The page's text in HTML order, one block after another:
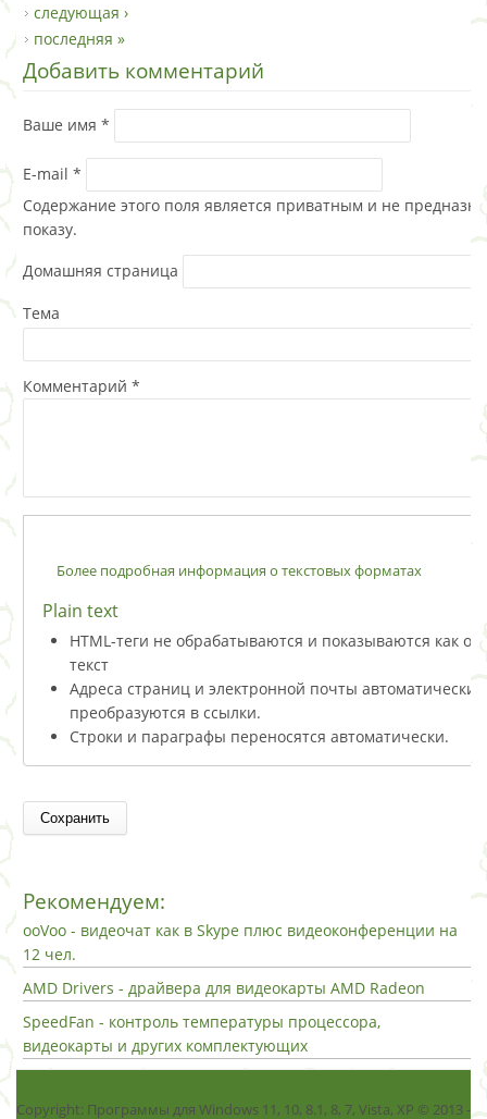
следующая ›
последняя »
Добавить комментарий
Ваше имя *
E-mail *
Содержание этого поля является приватным и не
показу.
Домашняя страница
Тема
Комментарий *
Более подробная информация о текстовых форматах
Plain text
HTML-теги не обрабатываются и показываются как
текст
Адреса страниц и электронной почты автоматически
преобразуются в ссылки.
Строки и параграфы переносятся автоматически.
Рекомендуем:
ooVoo - видеочат как в Skype плюс видеоконференции на
12 чел.
AMD Drivers - драйвера для видеокарты AMD Radeon
SpeedFan - контроль температуры процессора,
видеокарты и других комплектующих
Copyright: Программы для Windows 11, 10, 8.1, 8, 7, Vista, ХР © 2013 -